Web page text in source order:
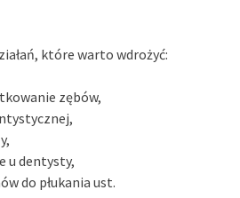
które warto wdrożyć:
zębów,
u dentysty,
do płukania ust.